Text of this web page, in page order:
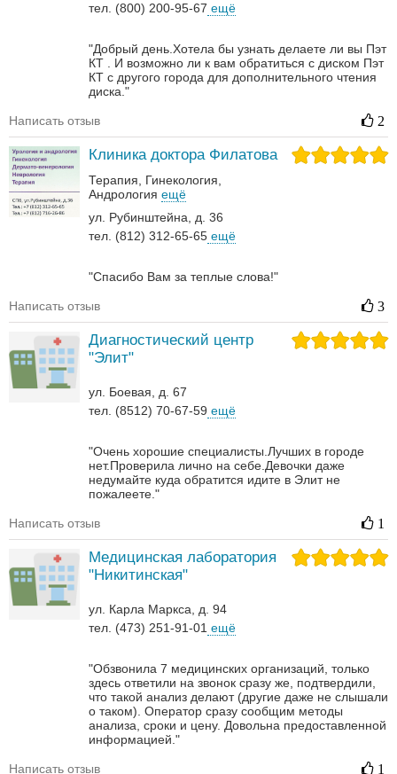
тел. (800) 200-95-67 ещё
"Добрый день.Хотела бы узнать делаете ли вы Пэт
КТ . И возможно ли к вам обратиться с диском Пэт
КТ с другого города для дополнительного чтения
диска."
Написать отзыв 2
Клиника доктора Филатова
Терапия
Гинекология
Андрология‎ ещё
ул. Рубинштейна, д. 36
тел. (812) 312-65-65 ещё
"Спасибо Вам за теплые слова!"
Написать отзыв 3
Диагностический центр
"Элит"
ул. Боевая, д. 67
тел. (8512) 70-67-59 ещё
"Очень хорошие специалисты.Лучших в городе
нет.Проверила лично на себе.Девочки даже
недумайте куда обратится идите в Элит не
пожалеете."
Написать отзыв 1
Медицинская лаборатория
"Никитинская"
ул. Карла Маркса, д. 94
тел. (473) 251-91-01 ещё
"Обзвонила 7 медицинских организаций, только
здесь ответили на звонок сразу же, подтвердили,
что такой анализ делают (другие даже не слышали
о таком). Оператор сразу сообщим методы
анализа, сроки и цену. Довольна предоставленной
информацией."
Написать отзыв 1